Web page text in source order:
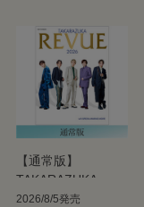
【通常版】
TAKARAZUKA
REVUE 2026
2026/8/5発売